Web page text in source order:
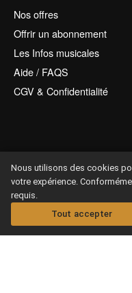
Nos offres
Offrir un abonnement
Les Infos musicales
Aide / FAQS
CGV & Confidentialité
Offrir
Nous utilisons des cookies
votre expérience.
requis.
Tout accepter